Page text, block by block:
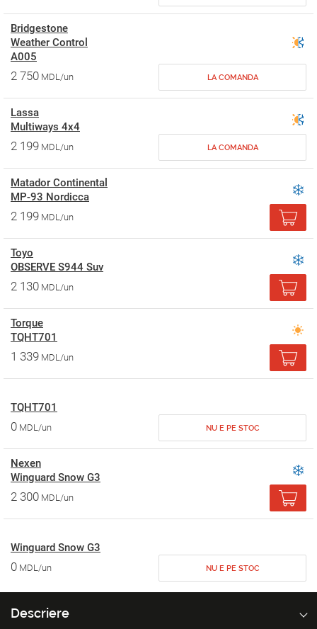
Bridgestone
Weather Control
A005
2 750 MDL/un LA COMANDA
Lassa
Multiways 4х4
2 199 MDL/un LA COMANDA
Matador Continental
MP-93 Nordicca
2 199 MDL/un
Toyo
OBSERVE S944 Suv
2 130 MDL/un
Torque
TQHT701
1 339 MDL/un
TQHT701
0 MDL/un NU E PE STOC
Nexen
Winguard Snow G3
2 300 MDL/un
Winguard Snow G3
0 MDL/un NU E PE STOC
Descriere